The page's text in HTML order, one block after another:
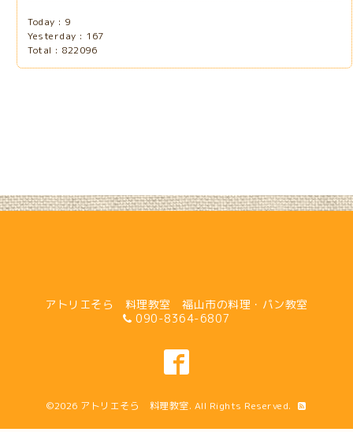
Today : 9
Yesterday : 167
Total : 822096
アトリエそら 料理教室 福山市の料理・パン教室
090-8364-6807
©2026 アトリエそら 料理教室. All Rights Reserved.